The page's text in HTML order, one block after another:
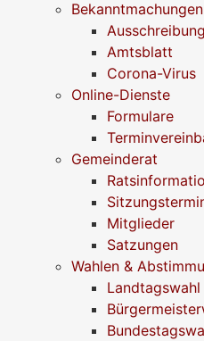
Bekanntmachungen
Amtsblatt
Corona-Virus
Online-Dienste
Formulare
Gemeinderat
Mitglieder
Satzungen
Wahlen &
Landtagswahl